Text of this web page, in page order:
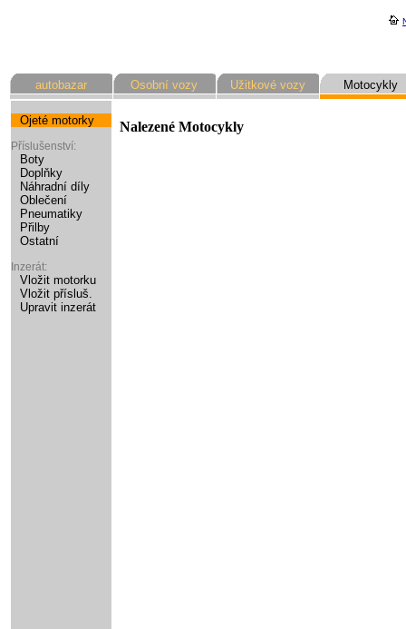
autobazar Osobní vozy Užitkové vozy Motocykly
Ojeté motorky
Příslušenství:
Boty
Doplňky
Náhradní díly
Oblečení
Pneumatiky
Přilby
Ostatní
Inzerát:
Vložit motorku
Vložit přísluš.
Upravit inzerát
Nalezené Motocykly